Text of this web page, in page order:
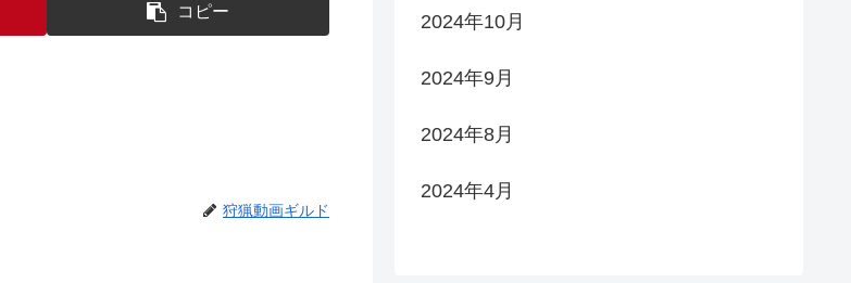
コピー
狩猟動画ギルド
2024年10月
2024年9月
2024年8月
2024年4月